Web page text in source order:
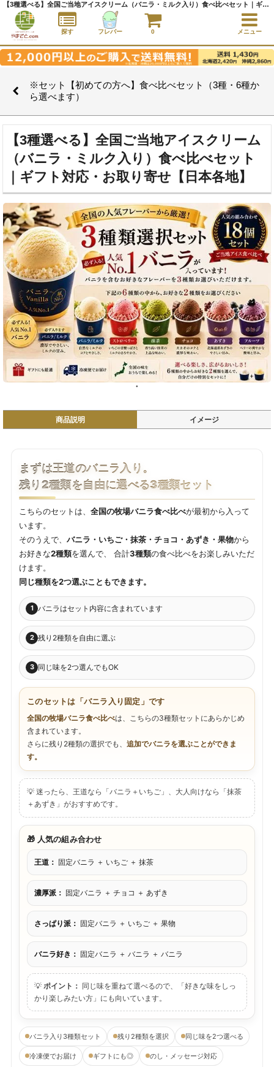
※セット【初めての方へ】食べ比べセット（3種・6種か
ら選べます）
【3種選べる】全国ご当地アイスクリーム
（バニラ・ミルク入り）食べ比べセット
｜ギフト対応・お取り寄せ【日本各地】
商品説明 イメージ
まずは王道のバニラ入り。
残り2種類を自由に選べる3種類セット
こちらのセットは、 全国の牧場バニラ食べ比べが最初から入って
います。
そのうえで、 バニラ・いちご・抹茶・チョコ・あずき・果物から
お好きな2種類を選んで、 合計3種類の食べ比べをお楽しみいただ
けます。
同じ種類を2つ選ぶこともできます。
1 バニラはセット内容に含まれています
2 残り2種類を自由に選ぶ
3 同じ味を2つ選んでもOK
このセットは「バニラ入り固定」です
全国の牧場バニラ食べ比べは、こちらの3種類セットにあらかじめ
含まれています。
さらに残り2種類の選択でも、 追加でバニラを選ぶことができま
す。
💡 迷ったら、王道なら「バニラ＋いちご」、大人向けなら「抹茶
＋あずき」がおすすめです。
🎁 人気の組み合わせ
王道： 固定バニラ ＋ いちご ＋ 抹茶
濃厚派： 固定バニラ ＋ チョコ ＋ あずき
さっぱり派： 固定バニラ ＋ いちご ＋ 果物
バニラ好き： 固定バニラ ＋ バニラ ＋ バニラ
💡 ポイント： 同じ味を重ねて選べるので、「好きな味をしっ
かり楽しみたい方」にも向いています。
バニラ入り3種類セット 残り2種類を選択 同じ味を2つ選べる
冷凍便でお届け ギフトにも◎ のし・メッセージ対応
【3種選べる】全国ご当地アイスクリーム（バニラ・ミルク入り）食べ比べセット｜ギフト対応・お取り寄せ【日本各地】 ｜ ※セット【初めての方へ】食べ比べセット（3種・6種から選べます） ｜アイスクリーム通販サイト｜アイスクリームギフト│全国にご当地アイスをお届け - やまざと.com
探す フレバー 0 メニュー